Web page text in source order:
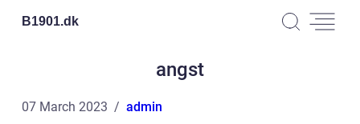
B1901.dk
angst
07 March 2023 admin